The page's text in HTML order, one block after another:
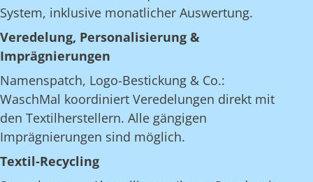
System, inklusive monatlicher Auswertung.
Veredelung, Personalisierung &
Imprägnierungen
Namenspatch, Logo-Bestickung & Co.:
WaschMal koordiniert Veredelungen direkt mit
den Textilherstellern. Alle gängigen
Imprägnierungen sind möglich.
Textil-Recycling